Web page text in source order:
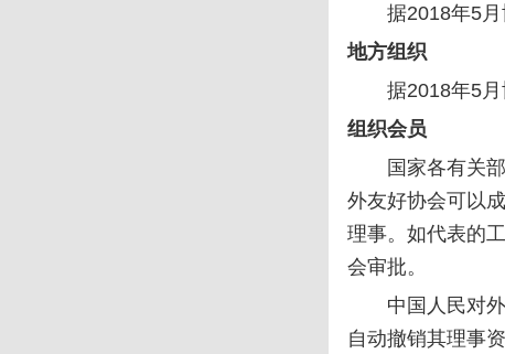
据2018年5
地方组织
据2018年5
组织会员
国家各有关
外友好协会可以
理事。如代表的
会审批。
中国人民对
自动撤销其理事资